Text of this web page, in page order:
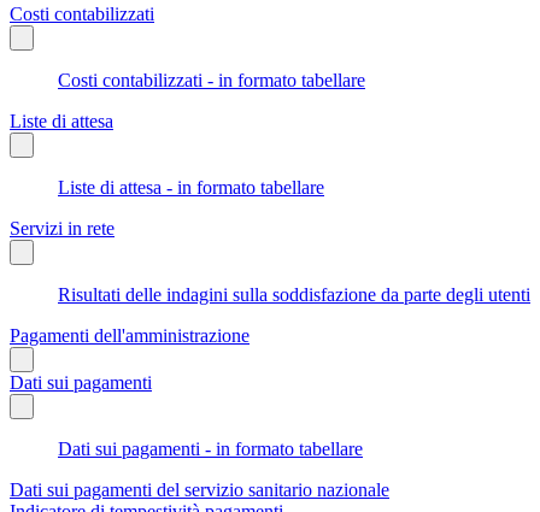
Costi contabilizzati
Costi contabilizzati - in formato tabellare
Liste di attesa
Liste di attesa - in formato tabellare
Servizi in rete
Risultati delle indagini sulla soddisfazione da parte degli utenti
Pagamenti dell'amministrazione
Dati sui pagamenti
Dati sui pagamenti - in formato tabellare
Dati sui pagamenti del servizio sanitario nazionale